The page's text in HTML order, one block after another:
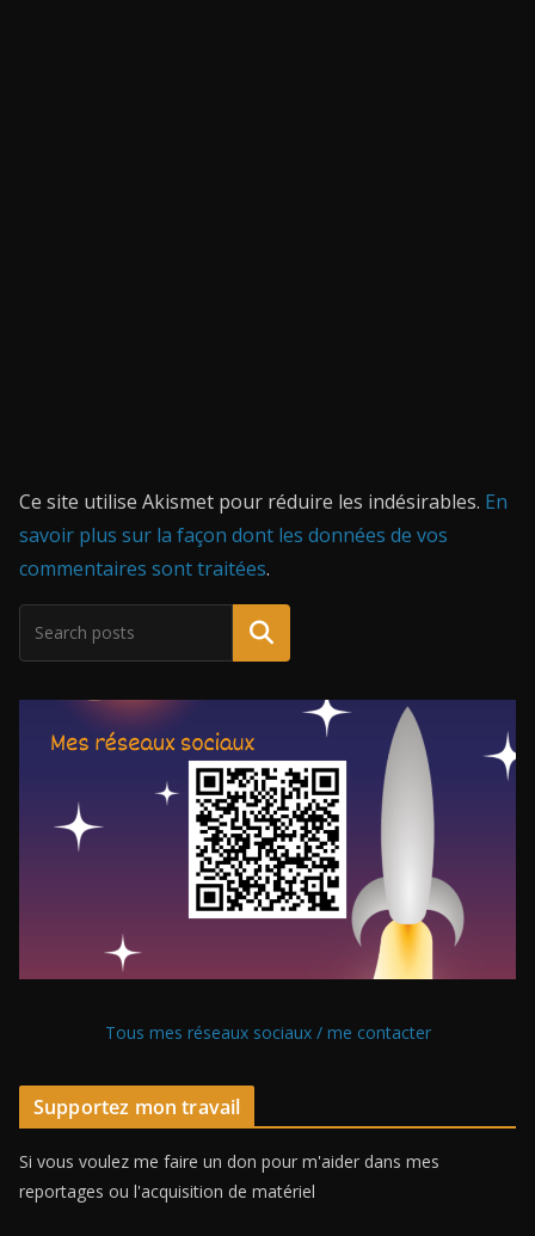
Ce site utilise Akismet pour réduire les indésirables. En
savoir plus sur la façon dont les données de vos
commentaires sont traitées.
Tous mes réseaux sociaux / me contacter
Supportez mon travail
Si vous voulez me faire un don pour m'aider dans mes
reportages ou l'acquisition de matériel